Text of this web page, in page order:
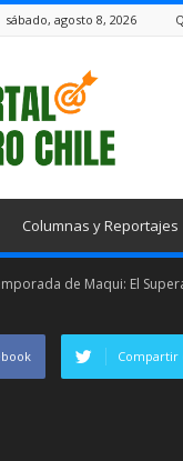
sábado, agosto 8, 2026
Columnas y Reportajes
de Maqui: El
Compartir